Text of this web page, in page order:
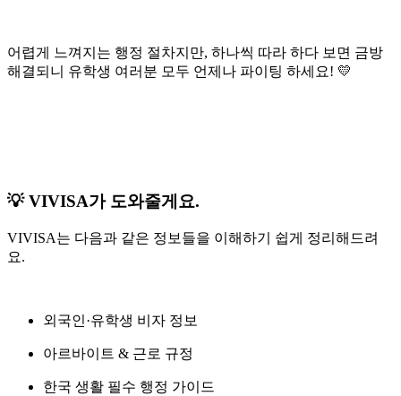
어렵게 느껴지는 행정 절차지만, 하나씩 따라 하다 보면 금방
해결되니 유학생 여러분 모두 언제나 파이팅 하세요! 💛
💡 VIVISA가 도와줄게요.
VIVISA는 다음과 같은 정보들을 이해하기 쉽게 정리해드려
요.
외국인·유학생 비자 정보
아르바이트 & 근로 규정
한국 생활 필수 행정 가이드